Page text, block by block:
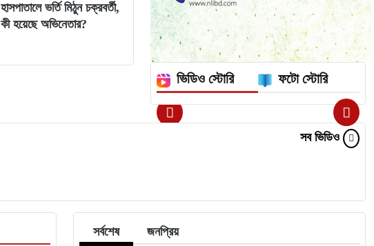
হাসপাতালে ভর্তি মিঠুন চক্রবর্তী,
কী হয়েছে অভিনেতার?
ভিডিও স্টোরি ফটো স্টোরি
সব ভিডিও
সর্বশেষ জনপ্রিয়